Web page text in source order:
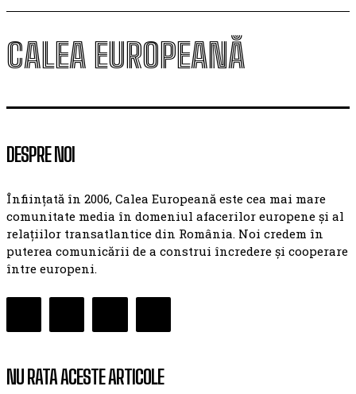
CALEA EUROPEANĂ
DESPRE NOI
Înființată în 2006, Calea Europeană este cea mai mare
comunitate media în domeniul afacerilor europene și al
relațiilor transatlantice din România. Noi credem în
puterea comunicării de a construi încredere și cooperare
între europeni.
NU RATA ACESTE ARTICOLE